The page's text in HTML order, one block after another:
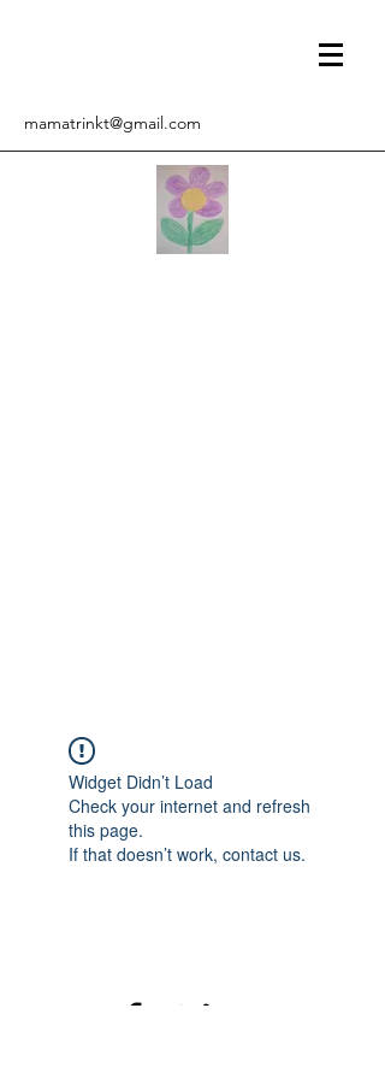
mamatrinkt@gmail.com
Widget Didn’t Load
Check your internet and refresh
this page.
If that doesn’t work, contact us.